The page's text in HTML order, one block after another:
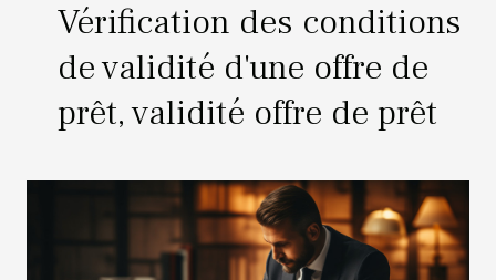
Vérification des conditions
de validité d'une offre de
prêt, validité offre de prêt